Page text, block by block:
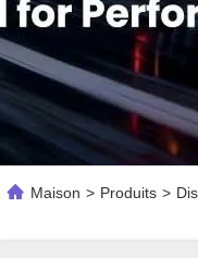
Maison > Produits >